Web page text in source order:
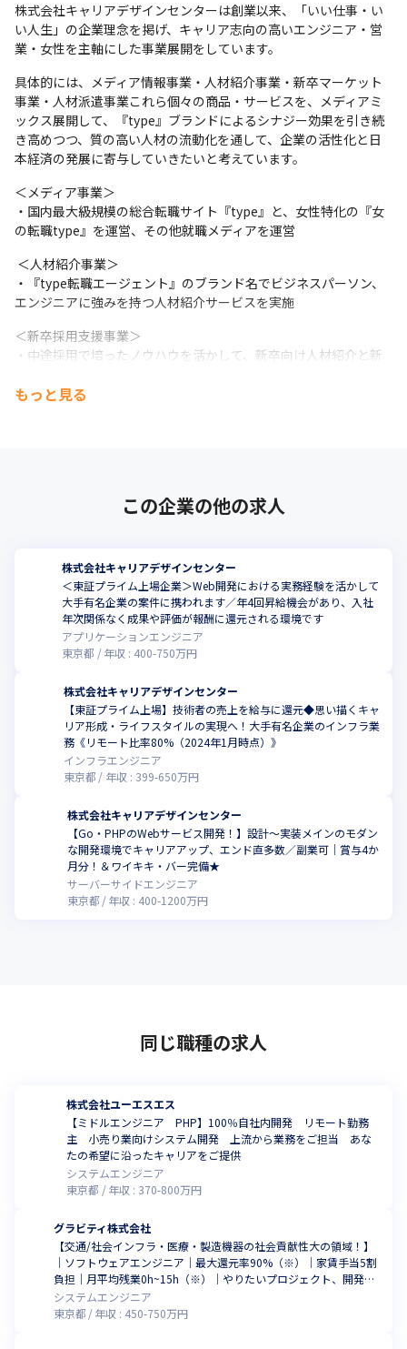
株式会社キャリアデザインセンターは創業以来、「いい仕事・い
い人生」の企業理念を掲げ、キャリア志向の高いエンジニア・営
業・女性を主軸にした事業展開をしています。
具体的には、メディア情報事業・人材紹介事業・新卒マーケット
事業・人材派遣事業これら個々の商品・サービスを、メディアミ
ックス展開して、『type』ブランドによるシナジー効果を引き続
き高めつつ、質の高い人材の流動化を通して、企業の活性化と日
本経済の発展に寄与していきたいと考えています。
＜メディア事業＞
・国内最大級規模の総合転職サイト『type』と、女性特化の『女
の転職type』を運営、その他就職メディアを運営
・『type転職エージェント』のブランド名でビジネスパーソン、
エンジニアに強みを持つ人材紹介サービスを実施
＜新卒採用支援事業＞
・中途採用で培ったノウハウを活かして、新卒向け人材紹介と新
もっと見る
この企業の他の求人
株式会社キャリアデザインセンター
＜東証プライム上場企業＞Web開発における実務経験を活かして
大手有名企業の案件に携われます／年4回昇給機会があり、入社
年次関係なく成果や評価が報酬に還元される環境です
アプリケーションエンジニア
東京都
年収 : 400-750万円
株式会社キャリアデザインセンター
【東証プライム上場】技術者の売上を給与に還元◆思い描くキャ
リア形成・ライフスタイルの実現へ！大手有名企業のインフラ業
務《リモート比率80%（2024年1月時点）》
インフラエンジニア
東京都
年収 : 399-650万円
株式会社キャリアデザインセンター
【Go・PHPのWebサービス開発！】設計～実装メインのモダン
な開発環境でキャリアアップ、エンド直多数／副業可｜賞与4か
月分！＆ワイキキ・バー完備★
サーバーサイドエンジニア
東京都
年収 : 400-1200万円
同じ職種の求人
株式会社ユーエスエス
【ミドルエンジニア PHP】100％自社内開発 リモート勤務
主 小売り業向けシステム開発 上流から業務をご担当 あな
たの希望に沿ったキャリアをご提供
システムエンジニア
東京都
年収 : 370-800万円
グラビティ株式会社
【交通/社会インフラ・医療・製造機器の社会貢献性大の領域！】
｜ソフトウェアエンジニア｜最大還元率90%（※）｜家賃手当5割
負担｜月平均残業0h~15h（※）｜やりたいプロジェクト、開発工
程、グラビティならあります！※2024年3月時点
システムエンジニア
東京都
年収 : 450-750万円